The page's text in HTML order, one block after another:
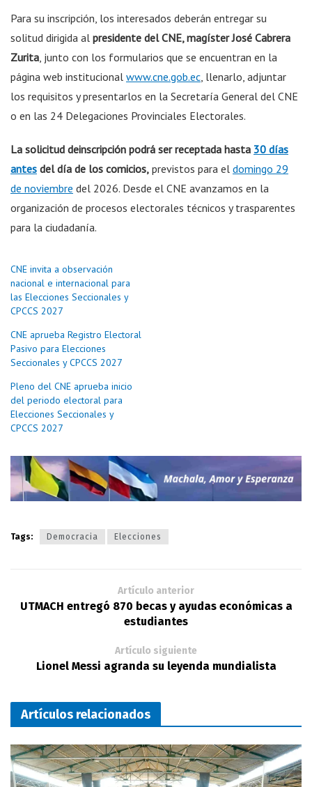
Para su inscripción, los interesados deberán entregar su
solitud dirigida al presidente del CNE, magíster José Cabrera
Zurita , junto con los formularios que se encuentran en la
página web institucional www.cne.gob.ec , llenarlo, adjuntar
los requisitos y presentarlos en la Secretaría General del CNE
o en las 24 Delegaciones Provinciales Electorales.
La solicitud deinscripción podrá ser receptada hasta 30 días
antes del día de los comicios, previstos para el domingo 29
de noviembre del 2026. Desde el CNE avanzamos en la
organización de procesos electorales técnicos y trasparentes
para la ciudadanía.
CNE invita a observación
nacional e internacional para
las Elecciones Seccionales y
CPCCS 2027
CNE aprueba Registro Electoral
Pasivo para Elecciones
Seccionales y CPCCS 2027
Pleno del CNE aprueba inicio
del periodo electoral para
Elecciones Seccionales y
CPCCS 2027
Tags: Democracia Elecciones
Artículo anterior
UTMACH entregó 870 becas y ayudas económicas a
estudiantes
Artículo siguiente
Lionel Messi agranda su leyenda mundialista
Artículos relacionados